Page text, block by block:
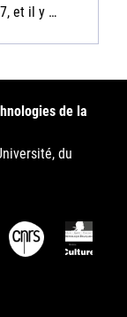
et il y …
de la
du